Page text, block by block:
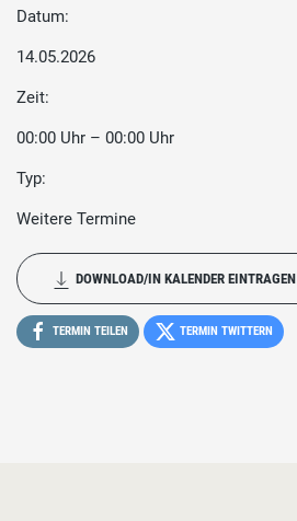
Datum:
14.05.2026
Zeit:
00:00 Uhr – 00:00 Uhr
Typ:
Weitere Termine
DOWNLOAD/IN KALENDER EINTRAGEN
TERMIN TEILEN TERMIN TWITTERN